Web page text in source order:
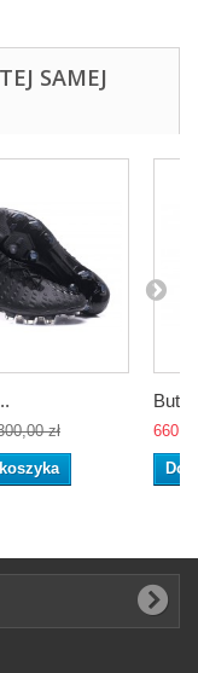
SAMEJ
zł